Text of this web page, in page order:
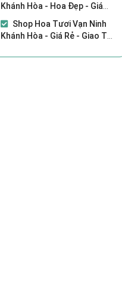
Khánh Hòa - Hoa Đẹp - Giá
Tốt
Shop Hoa Tươi Vạn Ninh
Khánh Hòa - Giá Rẻ - Giao Tận